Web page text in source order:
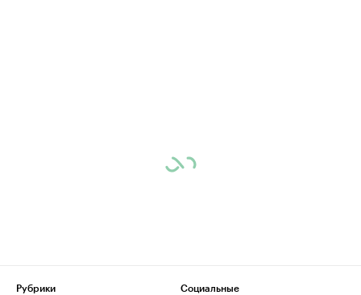
Рубрики
Социальные